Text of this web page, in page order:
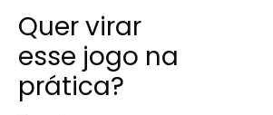
Quer virar
esse jogo na
prática?